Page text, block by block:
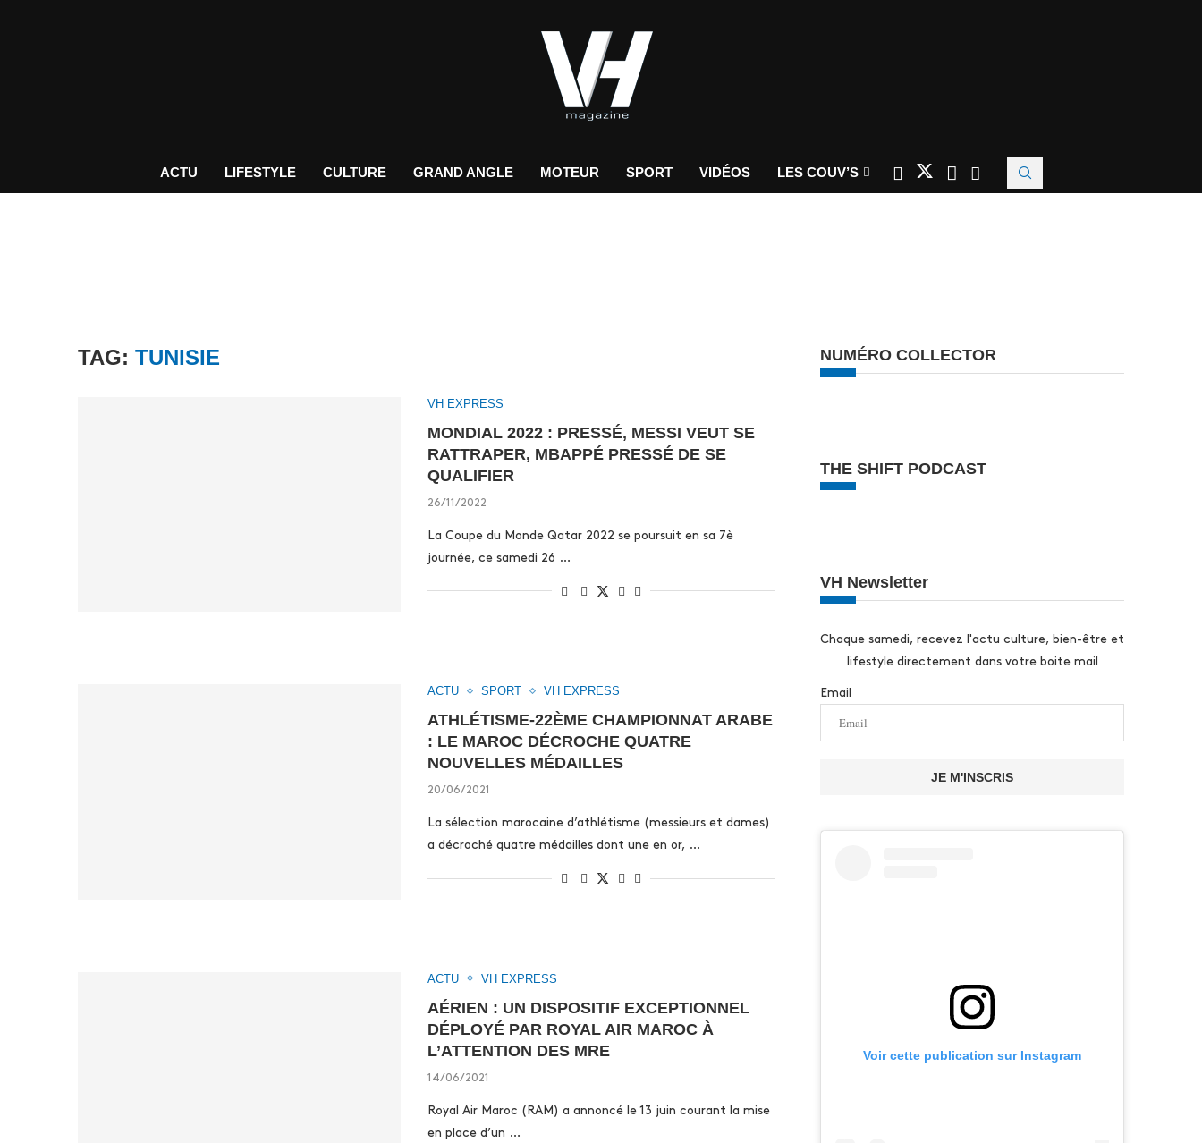
ACTU LIFESTYLE CULTURE GRAND ANGLE MOTEUR SPORT VIDÉOS LES COUV’S
TAG: TUNISIE
VH EXPRESS
MONDIAL 2022 : PRESSÉ, MESSI VEUT SE
RATTRAPER, MBAPPÉ PRESSÉ DE SE
QUALIFIER
26/11/2022
La Coupe du Monde Qatar 2022 se poursuit en sa 7è
journée, ce samedi 26 …
ACTU SPORT VH EXPRESS
ATHLÉTISME-22ÈME CHAMPIONNAT ARABE
: LE MAROC DÉCROCHE QUATRE
NOUVELLES MÉDAILLES
20/06/2021
La sélection marocaine d’athlétisme (messieurs et dames)
a décroché quatre médailles dont une en or, …
ACTU VH EXPRESS
AÉRIEN : UN DISPOSITIF EXCEPTIONNEL
DÉPLOYÉ PAR ROYAL AIR MAROC À
L’ATTENTION DES MRE
14/06/2021
Royal Air Maroc (RAM) a annoncé le 13 juin courant la mise
en place d’un …
NUMÉRO COLLECTOR
THE SHIFT PODCAST
VH Newsletter
Chaque samedi, recevez l'actu culture, bien-être et
lifestyle directement dans votre boite mail
Email
JE M'INSCRIS
Voir cette publication sur Instagram